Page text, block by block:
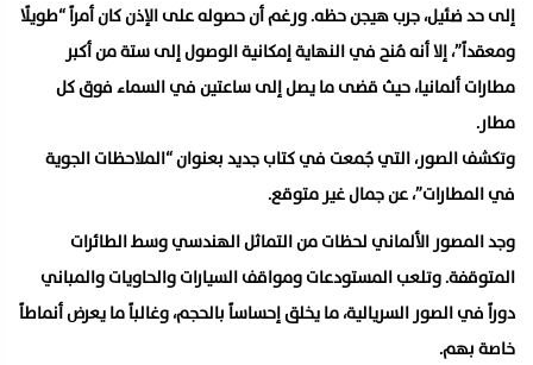
إلى حد ضئيل، جرب هيجن حظه. ورغم أن حصوله على الإذن كان أمراً “طويلًا
ومعقداً”، إلا أنه مُنح في النهاية إمكانية الوصول إلى ستة من أكبر
مطارات ألمانيا، حيث قضى ما يصل إلى ساعتين في السماء فوق كل
مطار.
وتكشف الصور، التي جُمعت في كتاب جديد بعنوان “الملاحظات الجوية
في المطارات”، عن جمال غير متوقع.
وجد المصور الألماني لحظات من التماثل الهندسي وسط الطائرات
المتوقفة. وتلعب المستودعات ومواقف السيارات والحاويات والمباني
دوراً في الصور السريالية، ما يخلق إحساساً بالحجم، وغالباً ما يعرض أنماطاً
خاصة بهم.